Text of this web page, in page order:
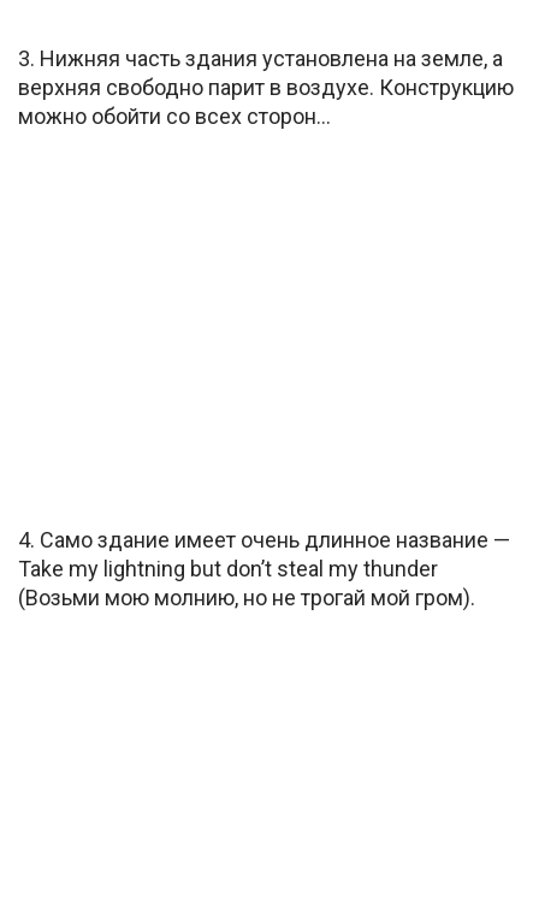
3. Нижняя часть здания установлена на земле, а
верхняя свободно парит в воздухе. Конструкцию
можно обойти со всех сторон…
4. Само здание имеет очень длинное название —
Take my lightning but don’t steal my thunder
(Возьми мою молнию, но не трогай мой гром).